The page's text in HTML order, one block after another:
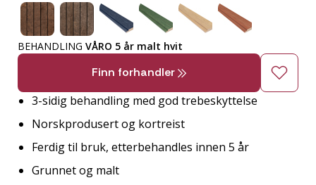
BEHANDLING VÅRO 5 år malt hvit
Finn forhandler
3-sidig behandling med god trebeskyttelse
Norskprodusert og kortreist
Ferdig til bruk, etterbehandles innen 5 år
Grunnet og malt